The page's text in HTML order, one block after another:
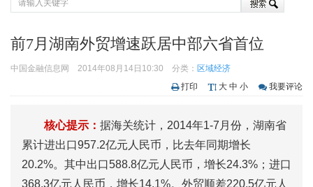
前7月湖南外贸增速跃居中部六省首位
中国金融信息网 2014年08月14日10:30 分类： 区域经济
打印
大 中 小 我要评论
核心提示： 据海关统计，2014年1-7月份，湖南省
累计进出口957.2亿元人民币，比去年同期增长
20.2%。其中出口588.8亿元人民币，增长24.3%；进口
368.3亿元人民币，增长14.1%。外贸顺差220.5亿元人